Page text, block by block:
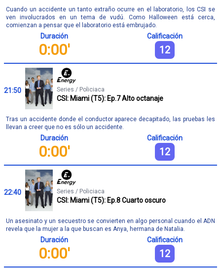
Cuando un accidente un tanto extraño ocurre en el laboratorio, los CSI se
ven involucrados en un tema de vudú. Como Halloween está cerca,
comienzan a pensar que el laboratorio está embrujado.
Duración
0:00'
Calificación
12
21:50 Series / Policiaca
CSI: Miami (T5): Ep.7 Alto octanaje
Tras un accidente donde el conductor aparece decapitado, las pruebas les
llevan a creer que no es sólo un accidente.
Duración
0:00'
Calificación
12
22:40 Series / Policiaca
CSI: Miami (T5): Ep.8 Cuarto oscuro
Un asesinato y un secuestro se convierten en algo personal cuando el ADN
revela que la mujer a la que buscan es Anya, hermana de Natalia.
Duración
0:00'
Calificación
12